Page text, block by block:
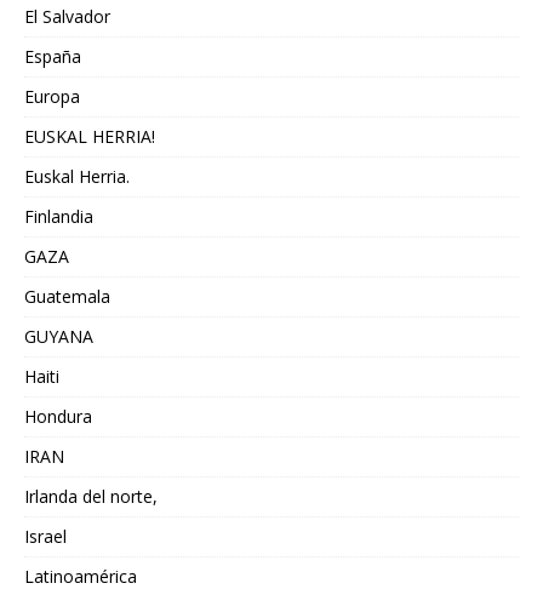
El Salvador
España
Europa
EUSKAL HERRIA!
Euskal Herria.
Finlandia
GAZA
Guatemala
GUYANA
Haiti
Hondura
IRAN
Irlanda del norte,
Israel
Latinoamérica